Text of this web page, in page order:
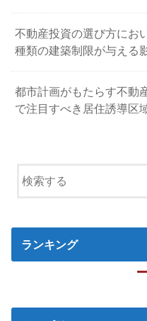
不動産投資の選び方にお
種類の建築制限が与える
都市計画がもたらす不動
で注目すべき居住誘導区
ランキング